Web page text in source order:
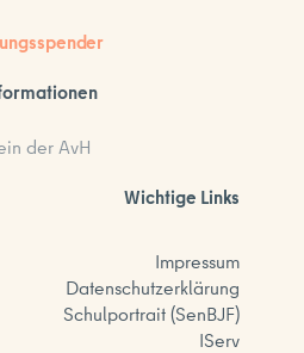
der AvH
Wichtige Links
Impressum
Datenschutzerklärung
Schulportrait (SenBJF)
IServ